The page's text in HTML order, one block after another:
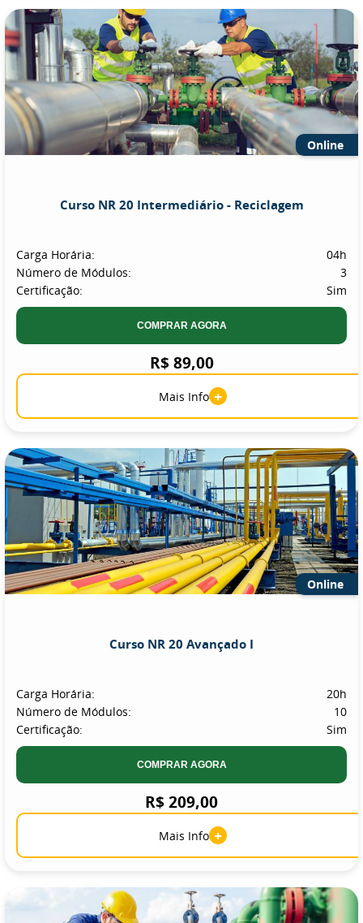
Online
Curso NR 20 Intermediário - Reciclagem
Carga Horária:
04h
Número de Módulos:
3
Certificação:
Sim
COMPRAR AGORA
R$ 89,00
Mais Info +
Online
Curso NR 20 Avançado I
Carga Horária:
20h
Número de Módulos:
10
Certificação:
Sim
COMPRAR AGORA
R$ 209,00
Mais Info +